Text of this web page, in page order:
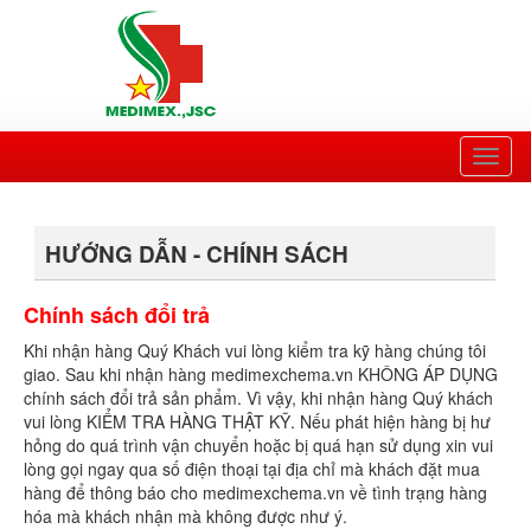
HƯỚNG DẪN - CHÍNH SÁCH
Chính sách đổi trả
Khi nhận hàng Quý Khách vui lòng kiểm tra kỹ hàng chúng tôi
giao. Sau khi nhận hàng medimexchema.vn KHÔNG ÁP DỤNG
chính sách đổi trả sản phẩm. Vì vậy, khi nhận hàng Quý khách
vui lòng KIỂM TRA HÀNG THẬT KỸ. Nếu phát hiện hàng bị hư
hỏng do quá trình vận chuyển hoặc bị quá hạn sử dụng xin vui
lòng gọi ngay qua số điện thoại tại địa chỉ mà khách đặt mua
hàng để thông báo cho medimexchema.vn về tình trạng hàng
hóa mà khách nhận mà không được như ý.